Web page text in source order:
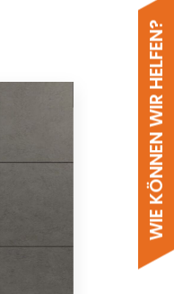
WIE KÖNNEN WIR HELFEN?